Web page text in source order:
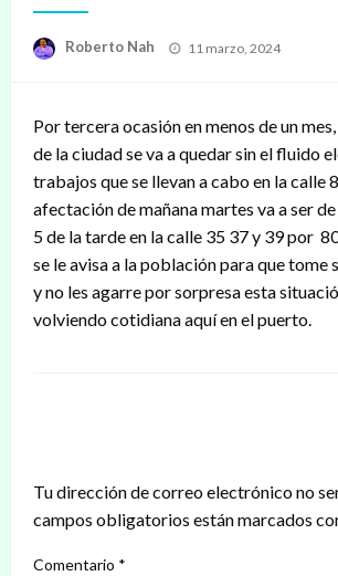
Roberto Nah
Publicado
11 marzo, 2024
Por tercera ocasión en menos de un
de la ciudad se va a quedar sin el fluido
trabajos que se llevan a cabo en la calle
afectación de mañana martes va a ser
5 de la tarde en la calle 35 37 y 39 por
se le avisa a la población para que tome
y no les agarre por sorpresa esta
volviendo cotidiana aquí en el puerto.
Tu dirección de correo electrónico no
campos obligatorios están marcados
Comentario *